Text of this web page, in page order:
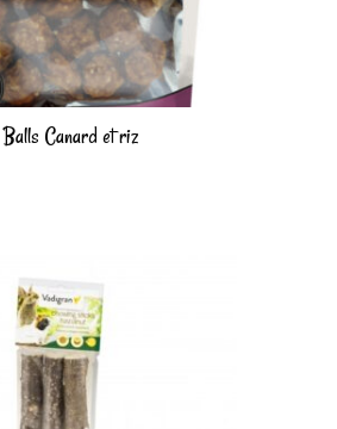
Balls Canard et riz